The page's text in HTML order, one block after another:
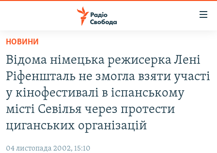
Перейти
основного
матеріалу
Перейти
до
основної
навігації
до
ВСЕ ЗА ДОБУ
СТАТТІ
ПОЛІТИКА
ВІЙНА
РОСІЙСЬКА «ФІЛЬТРАЦІЯ»
НОВИНИ
Відома німецька режисерка Лені
Ріфеншталь не змогла взяти участі
у кінофестивалі в іспанському
місті Севілья через протести
циганських організацій
04 листопада 2002, 15:10